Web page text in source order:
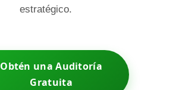
estratégico.
Obtén una Auditoría
Gratuita